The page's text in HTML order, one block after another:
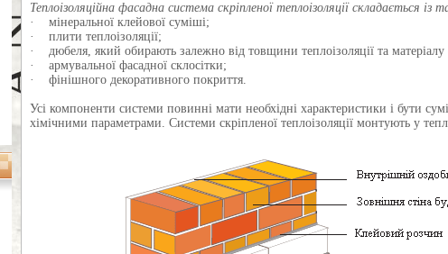
Теплоізоляційна фасадна система скріпленої теплоізоляції складається із
· мінеральної клейової суміші;
· плити теплоізоляції;
· дюбеля, який обирають залежно від товщини теплоізоляції та матеріалу
· армувальної фасадної склосітки;
· фінішного декоративного покриття.
Усі компоненти системи повинні мати необхідні характеристики і бути
хімічними параметрами. Системи скріпленої теплоізоляції монтують у